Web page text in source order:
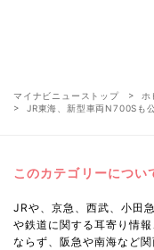
マイナビニューストップ ホ
JR東海、新型車両N700Sも
このカテゴリーについ
JRや、京急、西武、小田
や鉄道に関する耳寄り情
ならず、阪急や南海など